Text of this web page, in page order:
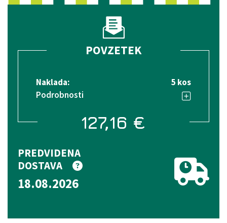
POVZETEK
Naklada:
5 kos
Podrobnosti
127,16 €
PREDVIDENA
DOSTAVA
18.08.2026